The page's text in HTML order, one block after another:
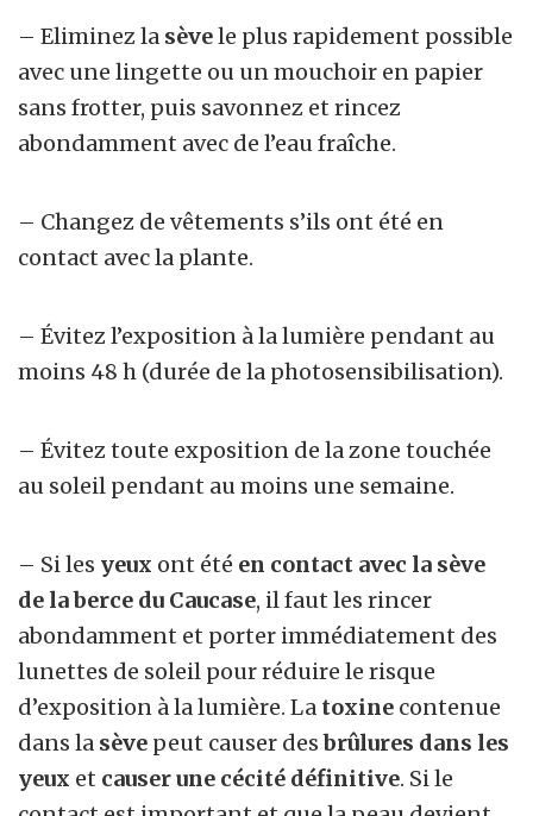
– Eliminez la sèvele plus rapidement possible
avec une lingette ou un mouchoir en papier
sans frotter, puis savonnez et rincez
abondamment avec de l’eau fraîche.
– Changez de vêtements s’ils ont été en
contact avec la plante.
– Évitez l’exposition à la lumière pendant au
moins 48 h (durée de la photosensibilisation).
– Évitez toute exposition de la zone touchée
au soleil pendant au moins une semaine.
– Si les yeux ont été en contact avec la sève
de la berce du Caucase, il faut les rincer
abondamment et porter immédiatement des
lunettes de soleil pour réduire le risque
d’exposition à la lumière. La toxine contenue
dans la sève peut causer desbrûlures dans les
yeux et causer une cécité définitive. Si le